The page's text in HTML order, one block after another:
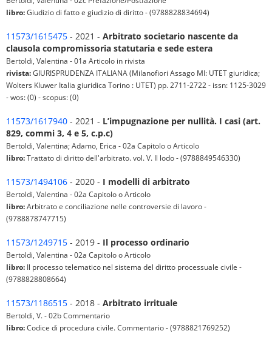
libro:Giudizio di fatto e giudizio di diritto - (9788828834694)
11573/1615475 - 2021 - Arbitrato societario nascente da
clausola compromissoria statutaria e sede estera
Bertoldi, Valentina - 01a Articolo in rivista
rivista:GIURISPRUDENZA ITALIANA (Milanofiori Assago MI: UTET giuridica;
Wolters Kluwer Italia giuridica Torino : UTET) pp. 2711-2722 - issn: 1125-3029
- wos: (0) - scopus: (0)
11573/1617940 - 2021 - L’impugnazione per nullità. I casi (art.
829, commi 3, 4 e 5, c.p.c)
Bertoldi, Valentina; Adamo, Erica - 02a Capitolo o Articolo
libro:Trattato di diritto dell'arbitrato. vol. V. Il lodo - (9788849546330)
11573/1494106 - 2020 - I modelli di arbitrato
Bertoldi, Valentina - 02a Capitolo o Articolo
libro:Arbitrato e conciliazione nelle controversie di lavoro -
(9788878747715)
11573/1249715 - 2019 - Il processo ordinario
Bertoldi, Valentina - 02a Capitolo o Articolo
libro: Il processo telematico nel sistema del diritto processuale civile -
(9788828808664)
11573/1186515 - 2018 - Arbitrato irrituale
Bertoldi, V. - 02b Commentario
libro:Codice di procedura civile. Commentario - (9788821769252)